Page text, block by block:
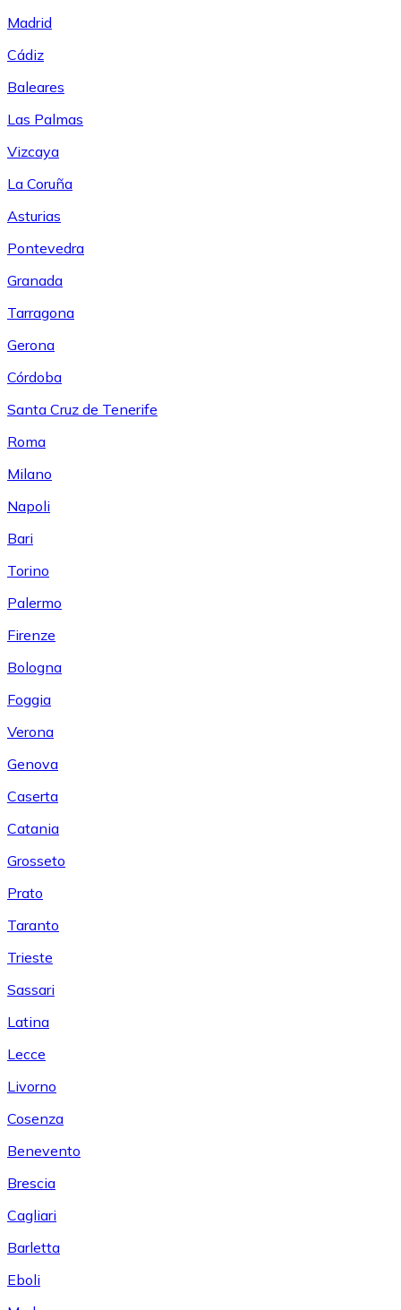
Madrid
Cádiz
Baleares
Las Palmas
Vizcaya
La Coruña
Asturias
Pontevedra
Granada
Tarragona
Gerona
Córdoba
Santa Cruz de Tenerife
Roma
Milano
Napoli
Bari
Torino
Palermo
Firenze
Bologna
Foggia
Verona
Genova
Caserta
Catania
Grosseto
Prato
Taranto
Trieste
Sassari
Latina
Lecce
Livorno
Cosenza
Benevento
Brescia
Cagliari
Barletta
Eboli